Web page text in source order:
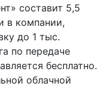
составит 5,5
в компании,
до 1 тыс.
по передаче
бесплатно.
облачной